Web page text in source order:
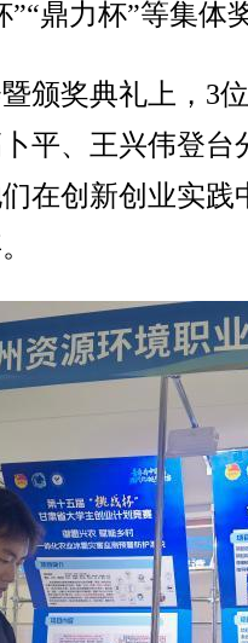
”“鼎力杯”等集体
奖典礼上，3
平、王兴伟登台
在创新创业实践